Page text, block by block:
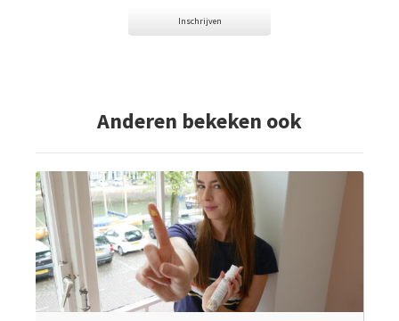
Inschrijven
Anderen bekeken ook